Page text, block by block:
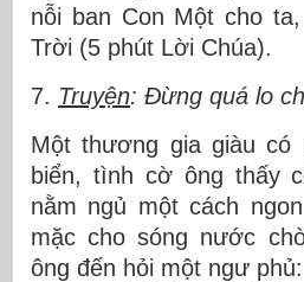
nỗi ban Con Một cho
Trời (5 phút Lời Chúa).
7. Truyện: Đừng quá lo
Một thương gia giàu
biển, tình cờ ông thấy
nằm ngủ một cách
mặc cho sóng nước
ông đến hỏi một ngư phủ: